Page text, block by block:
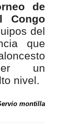
de
Congo
del
que
un
nivel.
montilla